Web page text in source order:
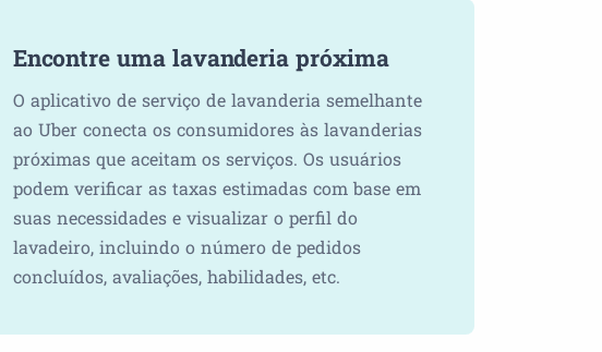
Encontre uma lavanderia próxima
O aplicativo de serviço de lavanderia semelhante
ao Uber conecta os consumidores às lavanderias
próximas que aceitam os serviços. Os usuários
podem verificar as taxas estimadas com base em
suas necessidades e visualizar o perfil do
lavadeiro, incluindo o número de pedidos
concluídos, avaliações, habilidades, etc.